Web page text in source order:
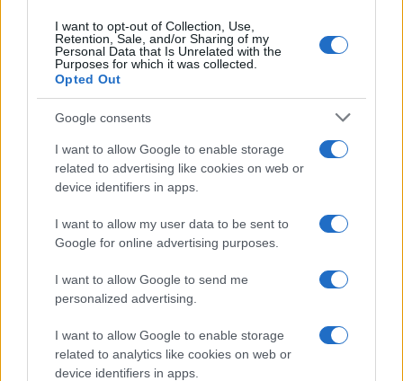
I want to opt-out of Collection, Use,
Retention, Sale, and/or Sharing of my
Personal Data that Is Unrelated with the
Purposes for which it was collected.
Opted Out
Google consents
I want to allow Google to enable storage
related to advertising like cookies on web or
device identifiers in apps.
I want to allow my user data to be sent to
Google for online advertising purposes.
I want to allow Google to send me
personalized advertising.
I want to allow Google to enable storage
related to analytics like cookies on web or
device identifiers in apps.